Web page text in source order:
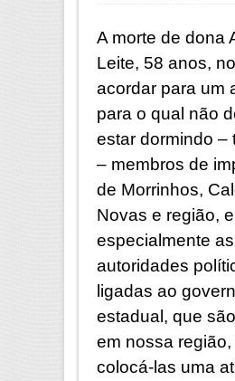
A morte de dona
Leite, 58 anos,
acordar para um
para o qual não
estar dormindo –
– membros de
de Morrinhos,
Novas e região, e
especialmente as
autoridades
ligadas ao
estadual, que
em nossa
colocá-las uma